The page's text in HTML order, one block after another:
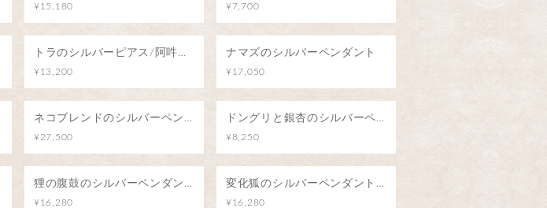
¥15,180 ¥7,700
トラのシルバーピアス/阿吽のトラ（両耳）
¥13,200
ナマズのシルバーペンダント
¥17,050
ネコブレンドのシルバーペンダント/魅惑のアロマ
¥27,500
ドングリと銀杏のシルバーペンダント
¥8,250
狸の腹鼓のシルバーペンダント/月明りの下で
¥16,280
変化狐のシルバーペンダント/こんこんちき
¥16,280